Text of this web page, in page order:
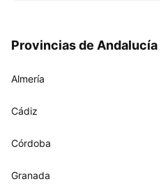
Provincias de Andalucía
Almería
Cádiz
Córdoba
Granada